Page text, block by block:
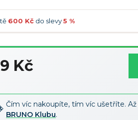
600 Kč do slevy5 %
→ -7 %
Kč -15 %
Kč
Čím víc nakoupíte, tím víc ušetříte. Až
BRUNO Klubu.